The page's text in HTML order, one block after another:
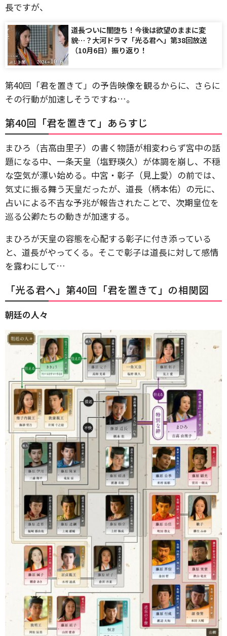
長ですが、
道長ついに闇堕ち！今後は欲望のままに変
貌…？大河ドラマ「光る君へ」第38回放送
（10月6日）振り返り！
第40回「君を置きて」の予告映像を観るからに、さらに
その行動が加速しそうですね…。
第40回「君を置きて」あらすじ
まひろ（吉高由里子）の書く物語が相変わらず宮中の話
題になる中、一条天皇（塩野瑛久）が体調を崩し、不穏
な空気が漂い始める。中宮・彰子（見上愛）の前では、
気丈に振る舞う天皇だったが、道長（柄本佑）の元に、
占いによる不吉な予兆が報告されたことで、次期皇位を
巡る公卿たちの動きが加速する。
まひろが天皇の容態を心配する彰子に付き添っている
と、道長がやってくる。そこで彰子は道長に対して感情
を露わにして…
「光る君へ」第40回「君を置きて」の相関図
朝廷の人々